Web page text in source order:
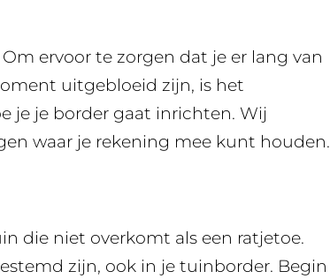
ervoor te zorgen dat je er lang van
uitgebloeid zijn, is het
je je border gaat inrichten. Wij
waar je rekening mee kunt houden.
die niet overkomt als een ratjetoe.
zijn, ook in je tuinborder. Begin